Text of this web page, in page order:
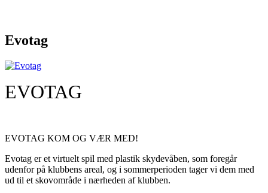
Evotag
EVOTAG
EVOTAG KOM OG VÆR MED!
Evotag er et virtuelt spil med plastik skydevåben, som foregår
udenfor på klubbens areal, og i sommerperioden tager vi dem med
ud til et skovområde i nærheden af klubben.